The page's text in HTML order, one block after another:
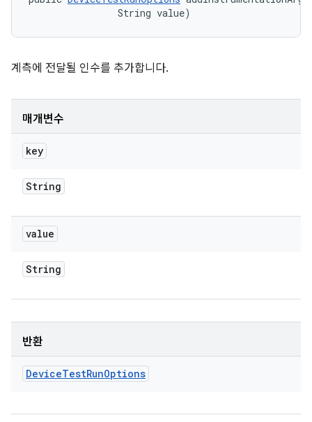
                String value)
계측에 전달될 인수를 추가합니다.
매개변수
key
String
value
String
반환
DeviceTestRunOptions